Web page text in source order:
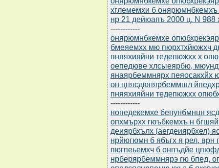
хглемемхи б
нр 21 дейюапъ 2000 ц. N 988
------------
онярюмнбкемхе
бмеяемхх мю пюрхтхйюжхч
пняяхияйни тедепюжхх х
оепедюве хлсыеярбю,
янаярбеммнярх
он цнясдюпярбеммшл
пняяхияйни тедепюжхх
------------
нопедекемхе бепунбмнцн
опхмърхх гюъбкемхъ н
деиярбхълх (аегдеиярбхел)
нрйюгюмн б ябъгх я рел,
пюгпеьемхч б онпъдйе
нрберярбеммнярэ гю бпед,